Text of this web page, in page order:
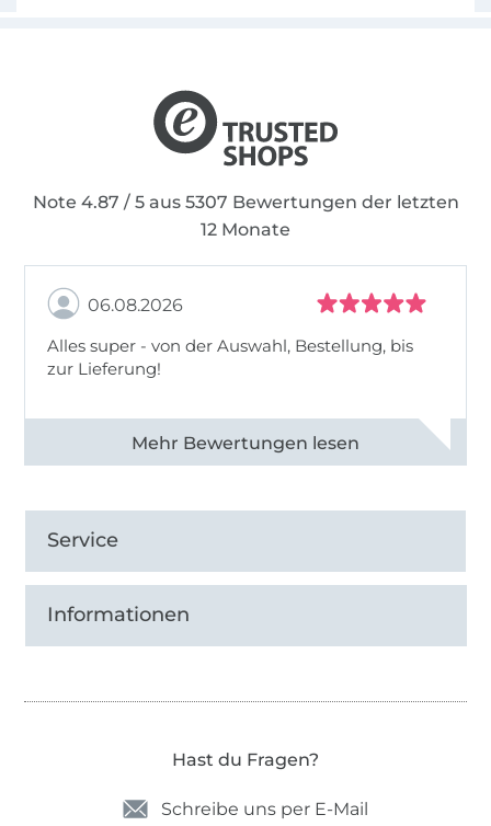
Note 4.87 / 5 aus 5307 Bewertungen der letzten
12 Monate
06.08.2026
Alles super - von der Auswahl, Bestellung, bis
zur Lieferung!
Alle 82968 Bewertungen ansehen
Service
Informationen
Hast du Fragen?
Schreibe uns per E-Mail